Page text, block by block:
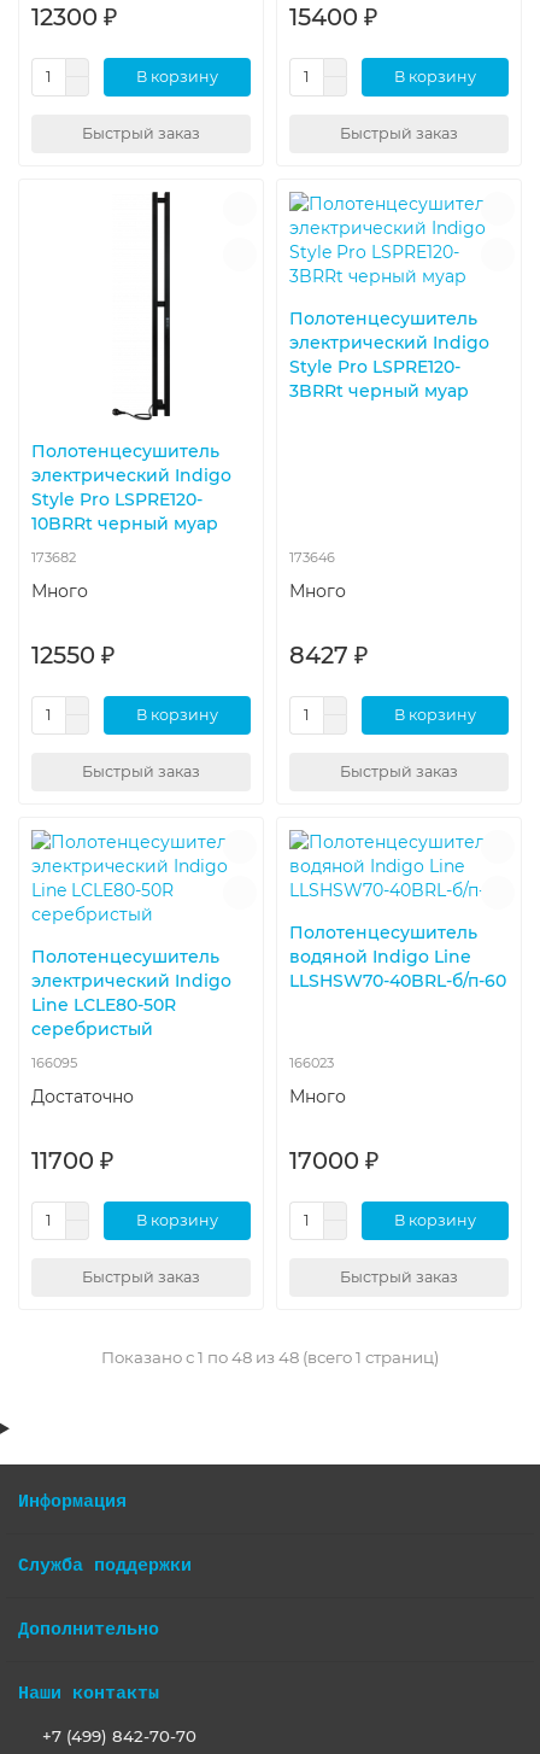
12300 ₽
В корзину
Быстрый заказ
15400 ₽
В корзину
Быстрый заказ
Полотенцесушитель
электрический Indigo
Style Pro LSPRE120-
10BRRt черный муар
173682
Много
12550 ₽
В корзину
Быстрый заказ
Полотенцесушитель
электрический Indigo
Style Pro LSPRE120-
3BRRt черный муар
173646
Много
8427 ₽
В корзину
Быстрый заказ
Полотенцесушитель
электрический Indigo
Line LСLE80-50R
серебристый
166095
Достаточно
11700 ₽
В корзину
Быстрый заказ
Полотенцесушитель
водяной Indigo Line
LLSHSW70-40BRL-б/п-60
166023
Много
17000 ₽
В корзину
Быстрый заказ
Показано с 1 по 48 из 48 (всего 1 страниц)
Информация
Служба поддержки
Дополнительно
Наши контакты
+7 (499) 842-70-70